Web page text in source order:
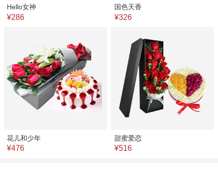
Hello女神
¥286
国色天香
¥326
花儿和少年
¥476
甜蜜爱恋
¥516